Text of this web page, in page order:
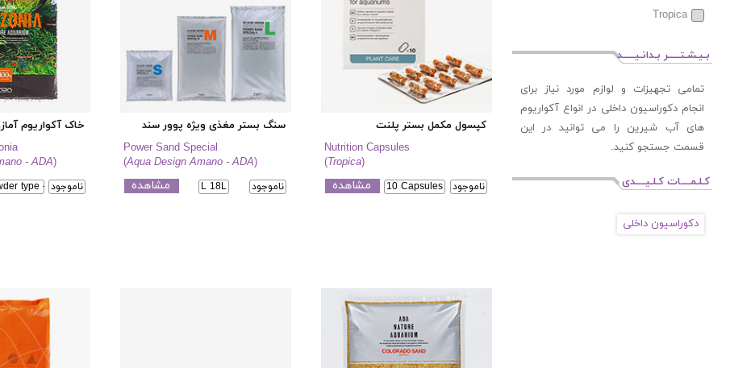
Tropica
بـیـشـتـــــر بـدانـیـــــد
تمامی تجهیزات و لوازم مورد نیاز برای
انجام دکوراسیون داخلی در انواع آکواریوم
های آب شیرین را می توانید در این
قسمت جستجو کنید.
کـلـمــــات کـلـیــــدی
دکوراسیون داخلی
کپسول مکمل بستر پلنت
Nutrition Capsules
(Tropica)
ناموجود 10 Capsules مشاهده
سنگ بستر مغذی ویژه پوور سند
Power Sand Special
(Aqua Design Amano - ADA)
ناموجود L 18L مشاهده
خاک آکواریوم
- ADA)
ناموجودtype - 9L